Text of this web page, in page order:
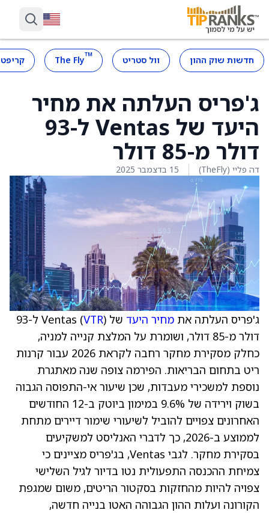
חדשות שוק ההון וול סטריט ™
The Fly
ג'פריס העלתה את מחיר
היעד של Ventas ל-93
דולר מ-85 דולר
דה פליי (TheFly) 15 בדצמבר 2025
ג'פריס העלתה את מחיר היעד של Ventas ( VTR
) ל-93
דולר מ-85 דולר, ושומרת על המלצת קנייה למניה,
כחלק מסקירת מחקר רחבה לקראת 2026 עבור קרנות
ריט בתחום הבריאות. הפירמה צופה שנה מאתגרת
נוספת למשכירי מעבדות, שכן שיעור אי-התפוסה הגבוה
בשוק וירידה של 9.6% במימון ביוטק ב-12 החודשים
האחרונים צפויים להוביל לשיעורי שימור דיירים מתחת
לממוצע ב-2026, כך לדברי האנליסט למשקיעים
בסקירת מחקר. לגבי Ventas, בג'פריס מציינים כי
צמיחת ההכנסה התפעולית נטו בדיור לגיל השלישי
צפויה להיות מהחזקות בסקטור הריטים, משום שמגפת
הקורונה ועלות ההון הגבוהה האטו בנייה חדשה,